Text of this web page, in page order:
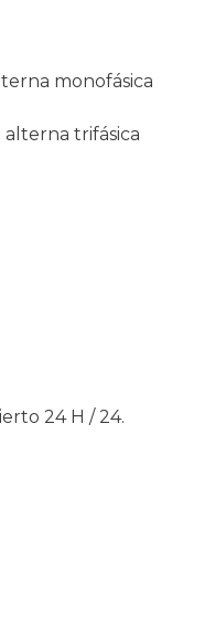
monofásica
trifásica
24 H / 24.